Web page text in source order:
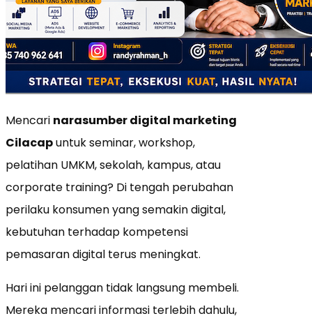
Mencari narasumber digital marketing
Cilacapuntuk seminar, workshop,
pelatihan UMKM, sekolah, kampus, atau
corporate training? Di tengah perubahan
perilaku konsumen yang semakin digital,
kebutuhan terhadap kompetensi
pemasaran digital terus meningkat.
Hari ini pelanggan tidak langsung membeli.
Mereka mencari informasi terlebih dahulu,